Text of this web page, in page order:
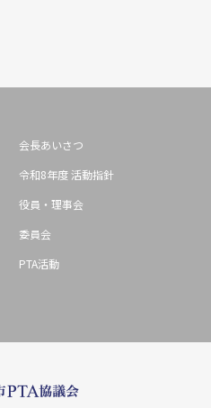
会長あいさつ
令和8年度 活動指針
役員・理事会
委員会
PTA活動